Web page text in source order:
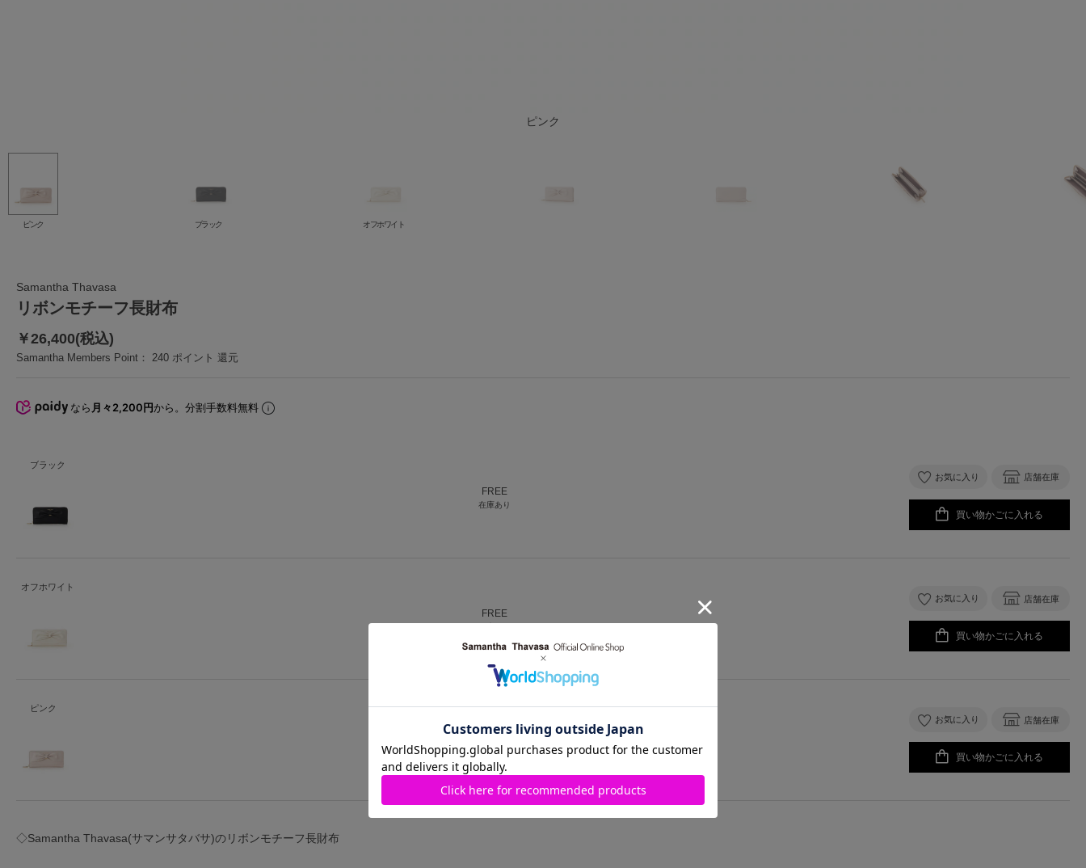
ピンク
ブラック
オフホワイト
ピンク ブラック オフホワイト
Samantha Thavasa
リボンモチーフ長財布
￥26,400(税込)
Samantha Members Point： 240 ポイント 還元
なら 月々2,200円から。分割手数料無料
ブラック
FREE
在庫あり
お気に入り 店舗在庫
買い物かごに入れる
オフホワイト
FREE
お気に入り 店舗在庫
買い物かごに入れる
ピンク
FREE
在庫あり
お気に入り 店舗在庫
買い物かごに入れる
◇Samantha Thavasa(サマンサタバサ)のリボンモチーフ長財布